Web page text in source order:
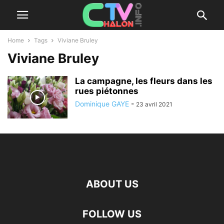
Home Tags Viviane Bruley
Viviane Bruley
La campagne, les fleurs dans les
rues piétonnes
Dominique GAYE - 23 avril 2021
ABOUT US
FOLLOW US